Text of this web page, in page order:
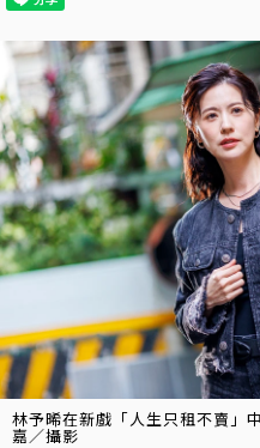
林予晞在新戲「人生只租不賣」
嘉／攝影